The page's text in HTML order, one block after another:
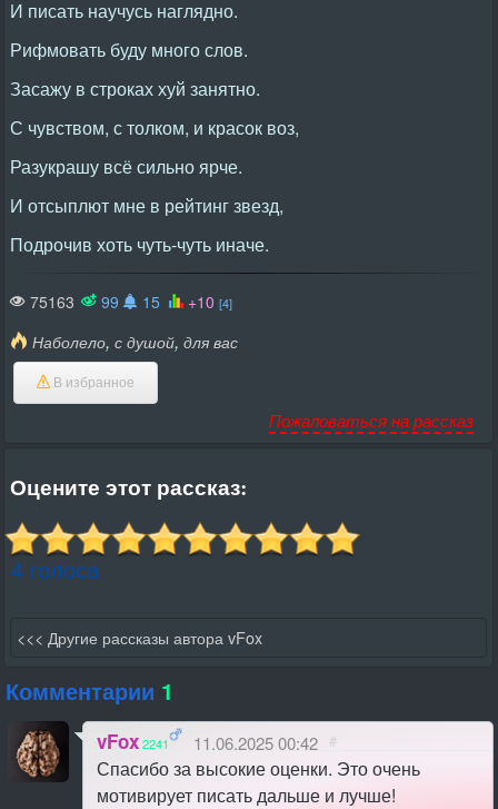
И писать научусь наглядно.
Рифмовать буду много слов.
Засажу в строках хуй занятно.
С чувством, с толком, и красок воз,
Разукрашу всё сильно ярче.
И отсыплют мне в рейтинг звезд,
Подрочив хоть чуть-чуть иначе.
75163 99 15 +10 [4]
Наболело, с душой, для вас
В избранное
Пожаловаться на рассказ
Оцените этот рассказ:
4 голоса
<<< Другие рассказы автора vFox
Комментарии 1
vFox2241 11.06.2025 00:42 #
Спасибо за высокие оценки. Это очень
мотивирует писать дальше и лучше!